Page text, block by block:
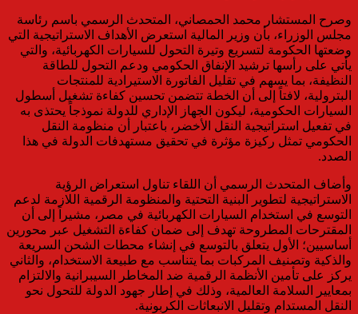
وصرح المستشار محمد الحمصاني، المتحدث الرسمي باسم رئاسة
مجلس الوزراء، بأن وزير المالية استعرض الأهداف الاستراتيجية التي
وضعتها الحكومة لتسريع وتيرة التحول للسيارات الكهربائية، والتي
يأتي على رأسها ترشيد الإنفاق الحكومي ودعم التحول للطاقة
النظيفة، بما يسهم في تقليل الفاتورة الاستيرادية للمنتجات
البترولية، لافتاً إلى أن الخطة تتضمن تحسين كفاءة تشغيل أسطول
السيارات الحكومية، ليكون الجهاز الإداري للدولة نموذجاً يحتذى به
في تفعيل استراتيجية النقل الأخضر، باعتبار أن منظومة النقل
الحكومي تمثل ركيزة مؤثرة في تحقيق مستهدفات الدولة في هذا
الصدد.
وأضاف المتحدث الرسمي أن اللقاء تناول استعراض الرؤية
الاستراتيجية لتطوير البنية التحتية والمنظومة الرقمية اللازمة لدعم
التوسع في استخدام السيارات الكهربائية في مصر، مشيراً إلى أن
المقترحات المطروحة تهدف إلى ضمان كفاءة التشغيل عبر محورين
أساسيين؛ الأول يتعلق بالتوسع في إنشاء محطات الشحن السريعة
والذكية وتصنيف المركبات بما يتناسب مع طبيعة الاستخدام، والثاني
يركز على تأمين الأنظمة الرقمية ضد المخاطر السيبرانية والالتزام
بمعايير السلامة العالمية، وذلك في إطار جهود الدولة للتحول نحو
النقل المستدام وتقليل الانبعاثات الكربونية.